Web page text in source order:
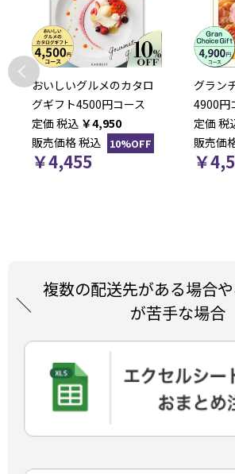
おいしいグルメのカタロ
グギフト4500円コース
税込 ￥4,950
販売価格税込
￥4,455
10%OFF
グラン
4900円
税
販売価
￥
複数の配送先がある場合
が苦手な場合